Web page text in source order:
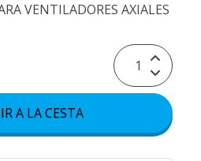
VENTILADORES AXIALES
A LA CESTA